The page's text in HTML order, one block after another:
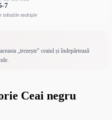
7
infuziile multiple
„trezește" ceaiul și îndepărtează
Ceai negru